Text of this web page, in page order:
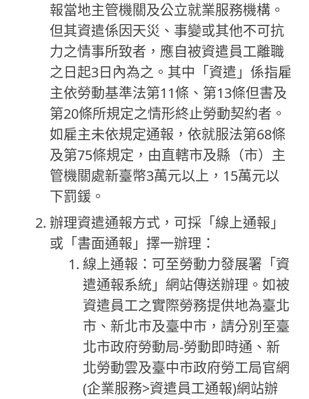
報當地主管機關及公立就業服務機構。
但其資遣係因天災、事變或其他不可抗
力之情事所致者，應自被資遣員工離職
之日起3日內為之。其中「資遣」係指雇
主依勞動基準法第11條、第13條但書及
第20條所規定之情形終止勞動契約者。
如雇主未依規定通報，依就服法第68條
及第75條規定，由直轄市及縣（市）主
管機關處新臺幣3萬元以上，15萬元以
下罰鍰。
辦理資遣通報方式，可採「線上通報」
或「書面通報」擇一辦理：
線上通報：可至勞動力發展署「資
遣通報系統」網站傳送辦理。如被
資遣員工之實際勞務提供地為臺北
市、新北市及臺中市，請分別至臺
北市政府勞動局-勞動即時通、新
北勞動雲及臺中市政府勞工局官網
(企業服務>資遣員工通報)網站辦